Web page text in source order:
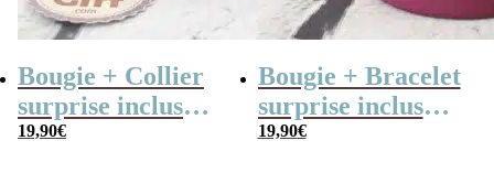
Bougie + Collier
surprise inclus
“Maman en Or”
19,90€
Bougie + Bracelet
surprise inclus
“Ma maman … ne
19,90€